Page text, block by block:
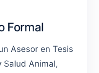
Formal
Asesor en Tesis
Salud Animal,